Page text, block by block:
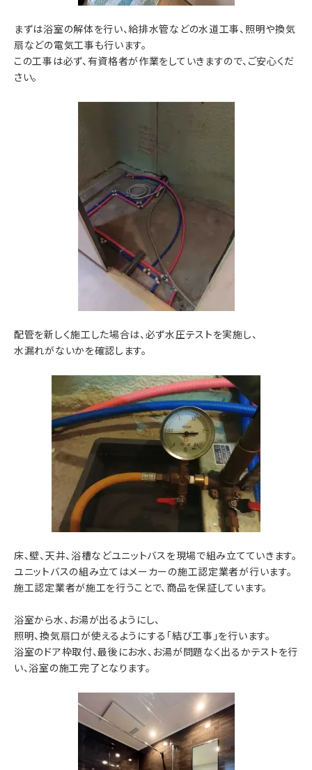
まずは浴室の解体を行い、給排水管などの水道工事、照明や換気
扇などの電気工事も行います。
この工事は必ず、有資格者が作業をしていきますので、ご安心くだ
さい。
配管を新しく施工した場合は、必ず水圧テストを実施し、
水漏れがないかを確認します。
床、壁、天井、浴槽などユニットバスを現場で組み立てていきます。
ユニットバスの組み立てはメーカーの施工認定業者が行います。
施工認定業者が施工を行うことで、商品を保証しています。
浴室から水、お湯が出るようにし、
照明、換気扇口が使えるようにする「結び工事」を行います。
浴室のドア枠取付、最後にお水、お湯が問題なく出るかテストを行
い、浴室の施工完了となります。